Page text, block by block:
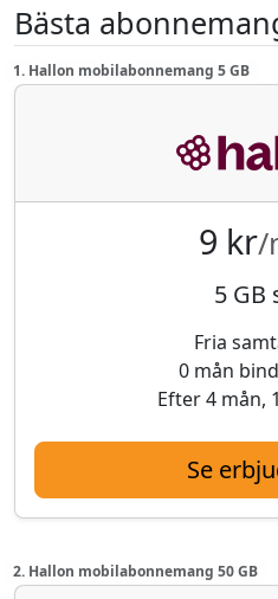
Bästa
1. Hallon mobilabonnemang 5 GB
9 kr/
5 GB
Fria
0 mån
Efter 4 mån,
Se
2. Hallon mobilabonnemang 50 GB